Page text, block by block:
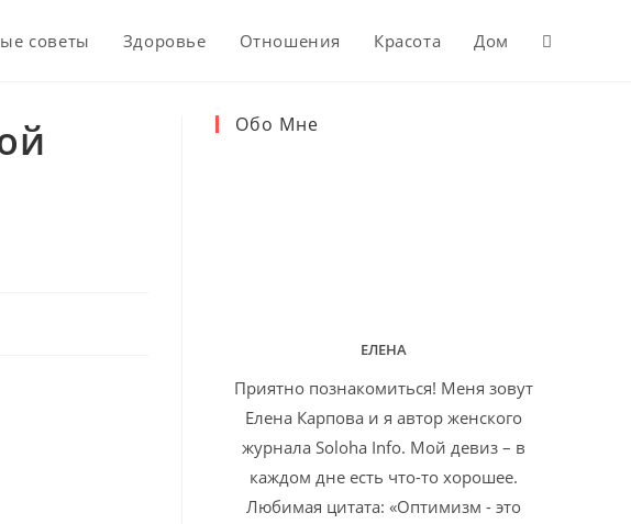
советы Здоровье Отношения Красота Дом
Обо Мне
ЕЛЕНА
Приятно познакомиться! Меня зовут
Елена Карпова и я автор женского
журнала Soloha Info. Мой девиз – в
каждом дне есть что-то хорошее.
Любимая цитата: «Оптимизм - это